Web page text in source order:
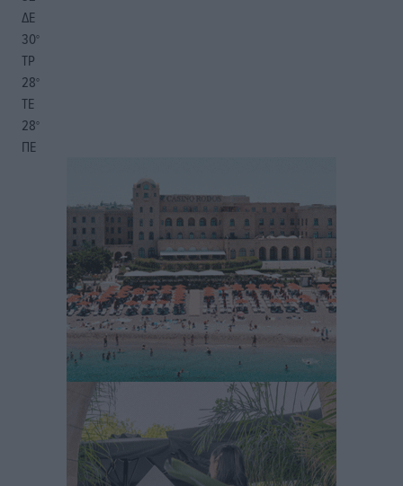
ΔΕ
30°
ΤΡ
28°
ΤΕ
28°
ΠΕ